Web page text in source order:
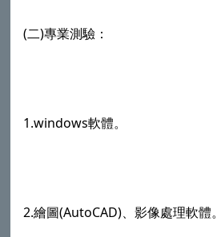
(二)專業測驗：
1.windows軟體。
2.繪圖(AutoCAD)、影像處理軟體。